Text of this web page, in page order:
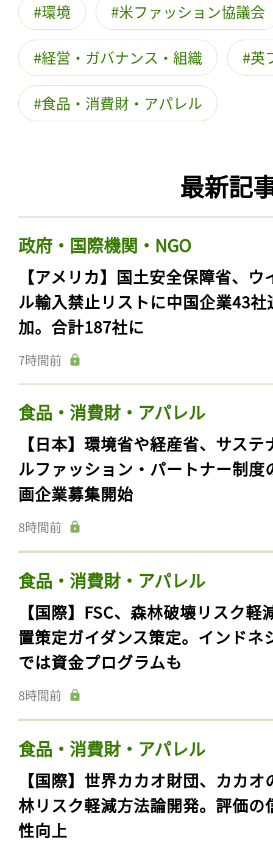
環境 米ファッション協議会
経営・ガバナンス・組織 英
食品・消費財・アパレル
最新記
政府・国際機関・NGO
【アメリカ】国土安全保障省、ウ
ル輸入禁止リストに中国企業43社
加。合計187社に
7時間前
食品・消費財・アパレル
【日本】環境省や経産省、サステ
ルファッション・パートナー制度
画企業募集開始
8時間前
食品・消費財・アパレル
【国際】FSC、森林破壊リスク軽
置策定ガイダンス策定。インドネ
では資金プログラムも
8時間前
食品・消費財・アパレル
【国際】世界カカオ財団、カカオ
林リスク軽減方法論開発。評価の
性向上